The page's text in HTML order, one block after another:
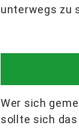
unterwegs zu
Wer sich
sollte sich das